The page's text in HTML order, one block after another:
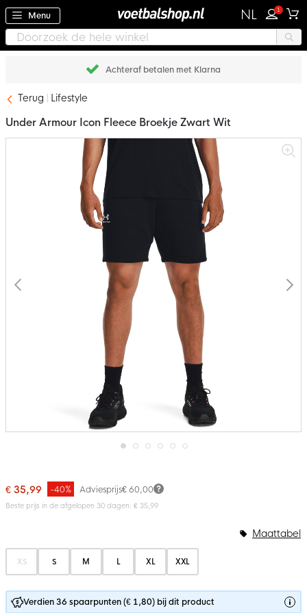
Menu NL 1
Achteraf betalen met Klarna
Terug Lifestyle
begin
van
Under Armour Icon Fleece Broekje Zwart Wit
€ 35,99 Adviesprijs€ 60,00
-40%
Beste prijs in de afgelopen 30 dagen: € 35,99
XS S M L XL XXL
Maattabel
Verdien 36 spaarpunten (€ 1,80) bij dit product